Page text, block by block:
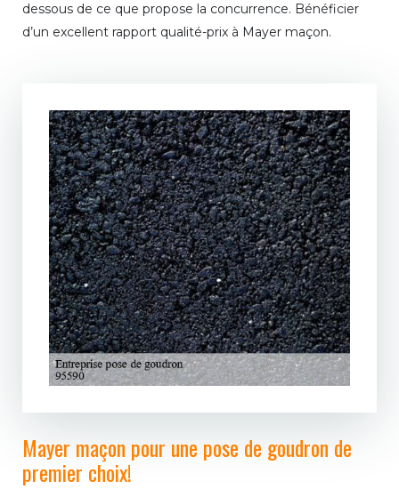
dessous de ce que propose la concurrence. Bénéficier
d’un excellent rapport qualité-prix à Mayer maçon.
Mayer maçon pour une pose de goudron de
premier choix!